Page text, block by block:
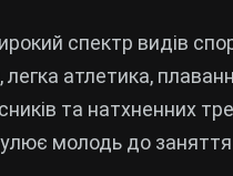
спектр видів
легка атлетика,
та натхненних
молодь до